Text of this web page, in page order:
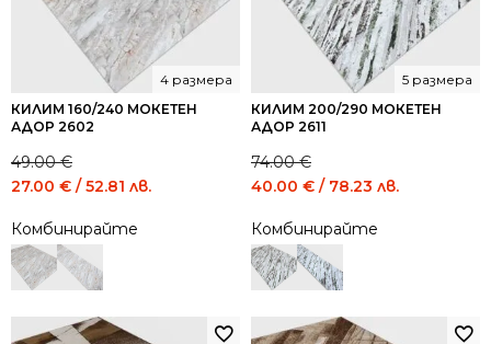
КИЛИМ 160/240 МОКЕТЕН
АДОР 2602
4 размера
49.00€
Original
was:
49.00 €
/
лв..
27.00 € / 52.81 лв.
Комбинирайте
КИЛИМ 200/290 МОКЕТЕН
АДОР 2611
5 размера
74.00€
Original
was:
74.00 €
/
40.00 € / 78.23 лв.
Комбинирайте